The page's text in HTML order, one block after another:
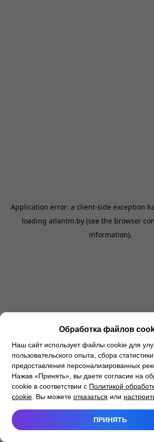
Application error: a client-side exception
loading atlantm.by (see the browser
information).
Обработка файлов
Наш сайт использует файлы cookie для
пользовательского опыта, сбора
предоставления персонализированных
Нажав «Принять», вы даете согласие на
cookie в соответствии с Политикой
cookie . Вы можете отказаться или
ПРИНЯТЬ